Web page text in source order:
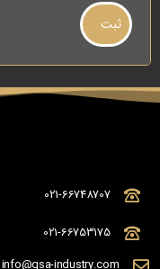
021-66748707
021-66753175
info@gsa-industry.com